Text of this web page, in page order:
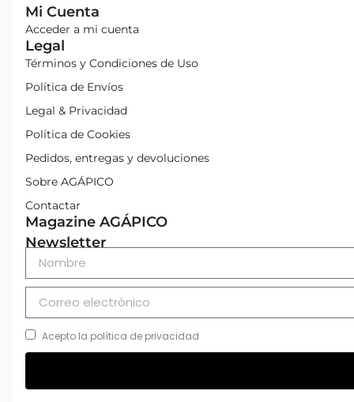
Mi Cuenta
Acceder a mi cuenta
Legal
Términos y Condiciones de Uso
Política de Envíos
Legal & Privacidad
Política de Cookies
Pedidos, entregas y devoluciones
Sobre AGÁPICO
Contactar
Magazine AGÁPICO
Newsletter
Acepto la política de privacidad